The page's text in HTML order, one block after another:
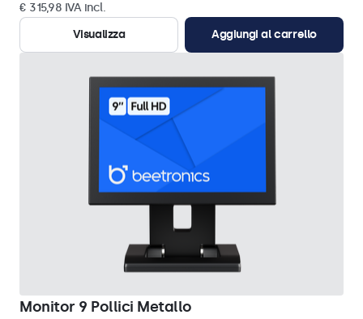
€ 315,98 IVA incl.
Visualizza
Aggiungi al carrello
Monitor 9 Pollici Metallo